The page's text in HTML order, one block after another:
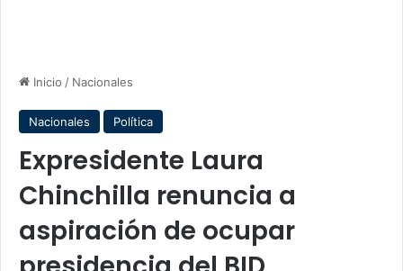
Inicio / Nacionales
Nacionales Política
Expresidente Laura
Chinchilla renuncia a
aspiración de ocupar